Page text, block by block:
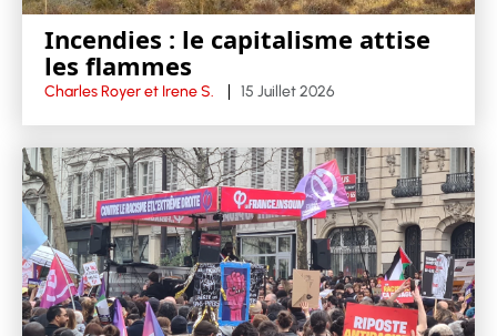
Incendies : le capitalisme attise
les flammes
Charles Royer et Irene S. 15 Juillet 2026